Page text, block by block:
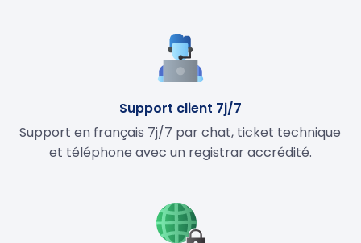
Support client 7j/7
Support en français 7j/7 par chat, ticket technique
et téléphone avec un registrar accrédité.